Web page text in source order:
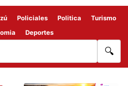
Policiales Politica
Turismo
Deportes
🔍